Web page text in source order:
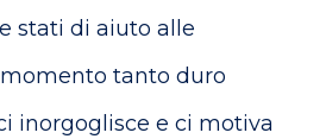
stati di aiuto alle
tanto duro
inorgoglisce e ci motiva